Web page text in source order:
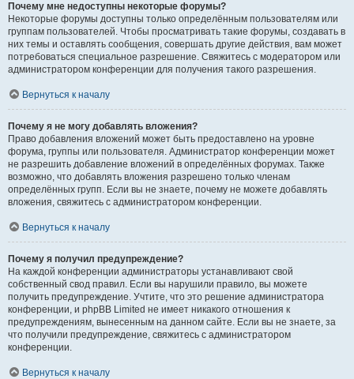
Почему мне недоступны некоторые форумы?
Некоторые форумы доступны только определённым пользователям или
группам пользователей. Чтобы просматривать такие форумы, создавать в
них темы и оставлять сообщения, совершать другие действия, вам может
потребоваться специальное разрешение. Свяжитесь с модератором или
администратором конференции для получения такого разрешения.
Вернуться к началу
Почему я не могу добавлять вложения?
Право добавления вложений может быть предоставлено на уровне
форума, группы или пользователя. Администратор конференции может
не разрешить добавление вложений в определённых форумах. Также
возможно, что добавлять вложения разрешено только членам
определённых групп. Если вы не знаете, почему не можете добавлять
вложения, свяжитесь с администратором конференции.
Вернуться к началу
Почему я получил предупреждение?
На каждой конференции администраторы устанавливают свой
собственный свод правил. Если вы нарушили правило, вы можете
получить предупреждение. Учтите, что это решение администратора
конференции, и phpBB Limited не имеет никакого отношения к
предупреждениям, вынесенным на данном сайте. Если вы не знаете, за
что получили предупреждение, свяжитесь с администратором
конференции.
Вернуться к началу